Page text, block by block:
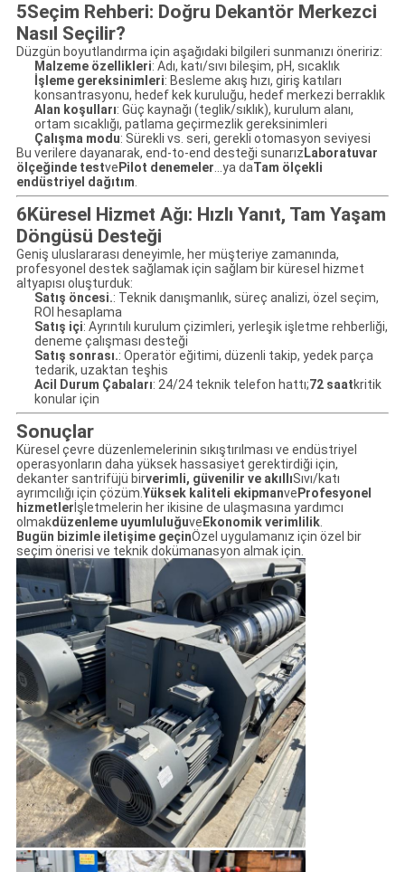
5Seçim Rehberi: Doğru Dekantör Merkezci
Nasıl Seçilir?
Düzgün boyutlandırma için aşağıdaki bilgileri sunmanızı öneririz:
Malzeme özellikleri: Adı, katı/sıvı bileşim, pH, sıcaklık
İşleme gereksinimleri: Besleme akış hızı, giriş katıları
konsantrasyonu, hedef kek kuruluğu, hedef merkezi berraklık
Alan koşulları: Güç kaynağı (teglik/sıklık), kurulum alanı,
ortam sıcaklığı, patlama geçirmezlik gereksinimleri
Çalışma modu: Sürekli vs. seri, gerekli otomasyon seviyesi
Bu verilere dayanarak, end-to-end desteği sunarız Laboratuvar
ölçeğinde testve Pilot denemeler...ya daTam ölçekli
endüstriyel dağıtım.
6Küresel Hizmet Ağı: Hızlı Yanıt, Tam Yaşam
Döngüsü Desteği
Geniş uluslararası deneyimle, her müşteriye zamanında,
profesyonel destek sağlamak için sağlam bir küresel hizmet
altyapısı oluşturduk:
Satış öncesi.: Teknik danışmanlık, süreç analizi, özel seçim,
ROI hesaplama
Satış içi: Ayrıntılı kurulum çizimleri, yerleşik işletme rehberliği,
deneme çalışması desteği
Satış sonrası.: Operatör eğitimi, düzenli takip, yedek parça
tedarik, uzaktan teşhis
Acil Durum Çabaları: 24/24 teknik telefon hattı;72 saatkritik
konular için
Sonuçlar
Küresel çevre düzenlemelerinin sıkıştırılması ve endüstriyel
operasyonların daha yüksek hassasiyet gerektirdiği için,
dekanter santrifüjü birverimli, güvenilir ve akıllıSıvı/katı
ayrımcılığı için çözüm.Yüksek kaliteli ekipmanve Profesyonel
hizmetler İşletmelerin her ikisine de ulaşmasına yardımcı
olmakdüzenleme uyumluluğuve Ekonomik verimlilik.
Bugün bizimle iletişime geçinÖzel uygulamanız için özel bir
seçim önerisi ve teknik dokümanasyon almak için.